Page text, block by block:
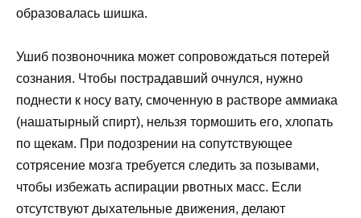
образовалась шишка.
Ушиб позвоночника может сопровождаться потерей
сознания. Чтобы пострадавший очнулся, нужно
поднести к носу вату, смоченную в растворе аммиака
(нашатырный спирт), нельзя тормошить его, хлопать
по щекам. При подозрении на сопутствующее
сотрясение мозга требуется следить за позывами,
чтобы избежать аспирации рвотных масс. Если
отсутствуют дыхательные движения, делают